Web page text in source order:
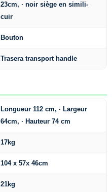
23cm, · noir siège en simili-
cuir
Bouton
Trasera transport handle
Longueur 112 cm, · Largeur
64cm, · Hauteur 74 cm
17kg
104 x 57x 46cm
21kg